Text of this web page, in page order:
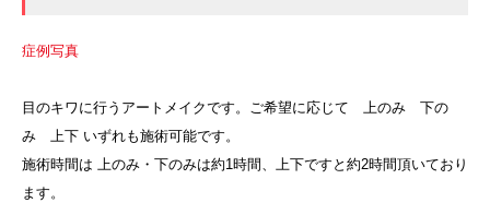
症例写真
目のキワに行うアートメイクです。ご希望に応じて 上のみ 下の
み 上下 いずれも施術可能です。
施術時間は 上のみ・下のみは約1時間、上下ですと約2時間頂いており
ます。